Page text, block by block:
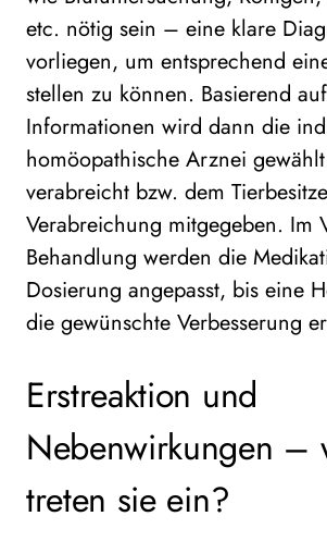
etc. nötig sein – eine klare
vorliegen, um entsprechend
stellen zu können. Basierend
Informationen wird dann die
homöopathische Arznei
verabreicht bzw. dem
Verabreichung mitgegeben. Im
Behandlung werden die
Dosierung angepasst, bis eine
die gewünschte Verbesserung
Erstreaktion und
Nebenwirkungen –
treten sie ein?